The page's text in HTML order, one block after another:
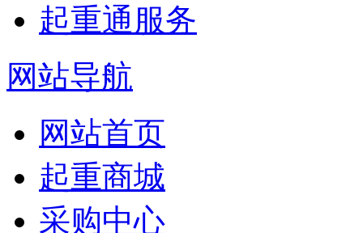
起重通服务
网站导航
网站首页
起重商城
采购中心